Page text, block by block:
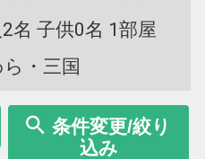
名 子供0名 1部屋
・三国
条件変更/絞り
込み